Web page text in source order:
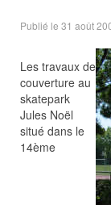
Publié le 31 août
Les travaux de
couverture au
skatepark
Jules Noël
situé dans le
14ème